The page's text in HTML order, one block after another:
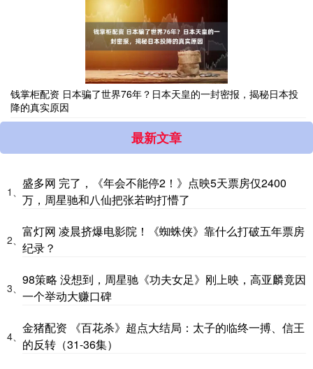
钱掌柜配资 日本骗了世界76年？日本天皇的一封密报，揭秘日本投
降的真实原因
最新文章
1、
盛多网 完了，《年会不能停2！》点映5天票房仅2400
万，周星驰和八仙把张若昀打懵了
2、
富灯网 凌晨挤爆电影院！《蜘蛛侠》靠什么打破五年票房
纪录？
3、
98策略 没想到，周星驰《功夫女足》刚上映，高亚麟竟因
一个举动大赚口碑
4、
金猪配资 《百花杀》超点大结局：太子的临终一搏、信王
的反转（31-36集）